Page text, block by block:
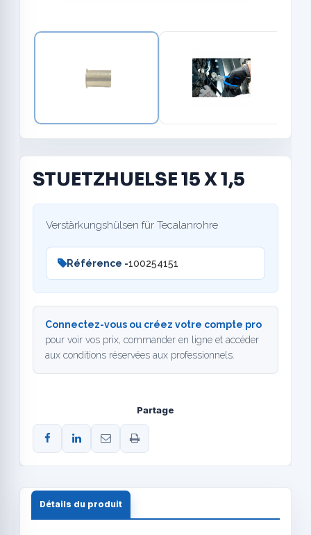
STUETZHUELSE 15 X 1,5
Verstärkungshülsen für Tecalanrohre
Référence -100254151
Connectez-vous ou créez votre compte pro
pour voir vos prix, commander en ligne et accéder
aux conditions réservées aux professionnels.
Partage
Détails du produit